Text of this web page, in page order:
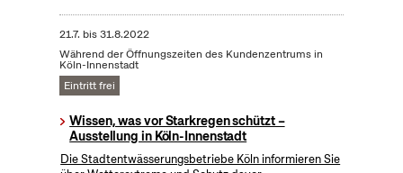
21.7. bis31.8.2022
Während der Öffnungszeiten des Kundenzentrums in
Köln-Innenstadt
Eintritt frei
Wissen, was vor Starkregen schützt –
Ausstellung in Köln-Innenstadt
Die Stadtentwässerungsbetriebe Köln informieren Sie